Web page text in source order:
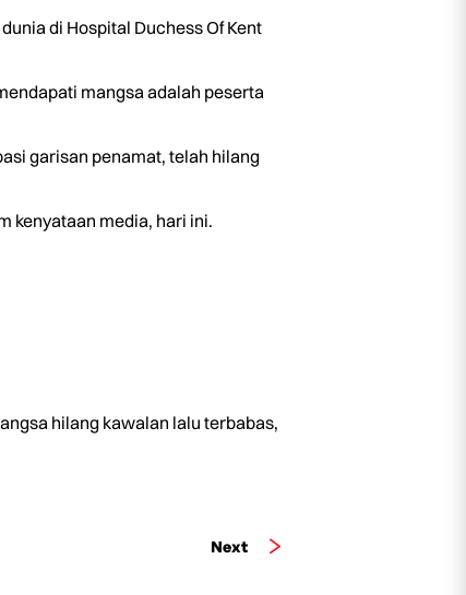
di Hospital Duchess Of Kent
mangsa adalah peserta
garisan penamat, telah hilang
kenyataan media, hari ini.
hilang kawalan lalu terbabas,
Next